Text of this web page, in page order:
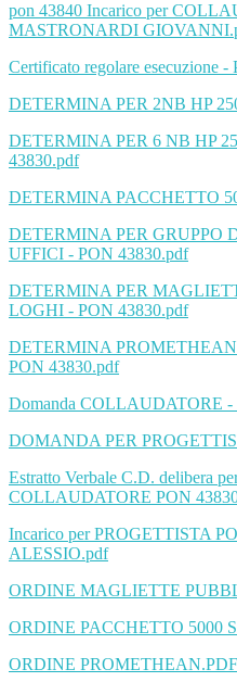
pon 43840 Incarico per
MASTRONARDI
Certificato regolare esecuzione -
DETERMINA PER 2NB HP
DETERMINA PER 6 NB HP
43830.pdf
DETERMINA PACCHETTO
DETERMINA PER GRUPPO
UFFICI - PON 43830.pdf
DETERMINA PER
LOGHI - PON 43830.pdf
DETERMINA
PON 43830.pdf
Domanda COLLAUDATORE -
DOMANDA PER
Estratto Verbale C.D. delibera
COLLAUDATORE PON
Incarico per PROGETTISTA
ALESSIO.pdf
ORDINE MAGLIETTE
ORDINE PACCHETTO 5000
ORDINE PROMETHEAN.PDF